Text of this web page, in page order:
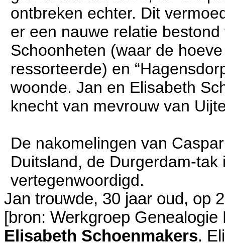
ontbreken echter. Dit
er een nauwe relatie
Schoonheten (waar de
ressorteerde) en
woonde. Jan en Elisabeth
knecht van mevrouw van
De nakomelingen van
Duitsland, de Durgerdam-tak
vertegenwoordigd.
Jan trouwde, 30 jaar oud, op
[bron: Werkgroep
Elisabeth Schoenmakers.